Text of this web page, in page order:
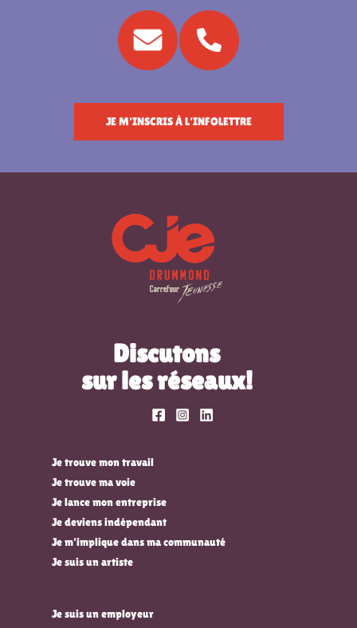
JE M'INSCRIS À L'INFOLETTRE
Discutons
sur les réseaux!
Je trouve mon travail
Je trouve ma voie
Je lance mon entreprise
Je deviens indépendant
Je m'implique dans ma communauté
Je suis un artiste
Je suis un employeur